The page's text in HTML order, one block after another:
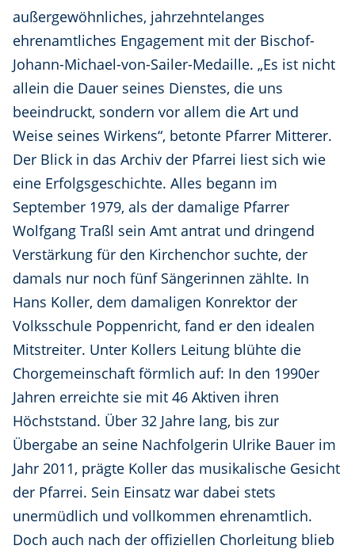
außergewöhnliches, jahrzehntelanges
ehrenamtliches Engagement mit der Bischof-
Johann-Michael-von-Sailer-Medaille. „Es ist nicht
allein die Dauer seines Dienstes, die uns
beeindruckt, sondern vor allem die Art und
Weise seines Wirkens“, betonte Pfarrer Mitterer.
Der Blick in das Archiv der Pfarrei liest sich wie
eine Erfolgsgeschichte. Alles begann im
September 1979, als der damalige Pfarrer
Wolfgang Traßl sein Amt antrat und dringend
Verstärkung für den Kirchenchor suchte, der
damals nur noch fünf Sängerinnen zählte. In
Hans Koller, dem damaligen Konrektor der
Volksschule Poppenricht, fand er den idealen
Mitstreiter. Unter Kollers Leitung blühte die
Chorgemeinschaft förmlich auf: In den 1990er
Jahren erreichte sie mit 46 Aktiven ihren
Höchststand. Über 32 Jahre lang, bis zur
Übergabe an seine Nachfolgerin Ulrike Bauer im
Jahr 2011, prägte Koller das musikalische Gesicht
der Pfarrei. Sein Einsatz war dabei stets
unermüdlich und vollkommen ehrenamtlich.
Doch auch nach der offiziellen Chorleitung blieb